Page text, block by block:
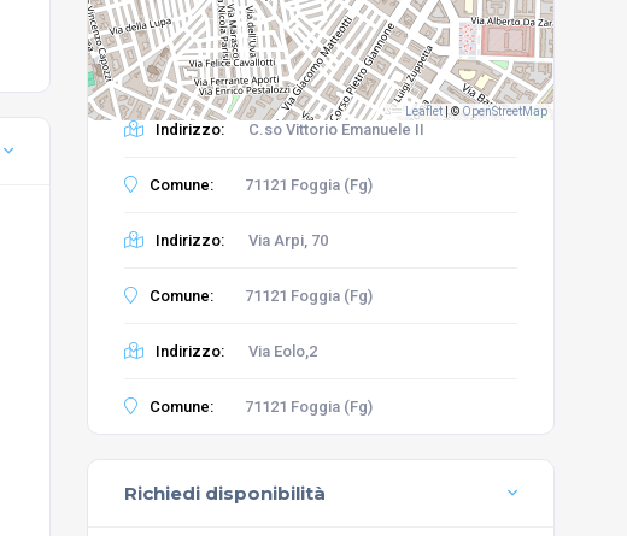
Leaflet |© OpenStreetMap
Indirizzo: C.so Vittorio Emanuele II
Comune: 71121 Foggia (Fg)
Indirizzo: Via Arpi, 70
Comune: 71121 Foggia (Fg)
Indirizzo: Via Eolo,2
Comune: 71121 Foggia (Fg)
Richiedi disponibilità